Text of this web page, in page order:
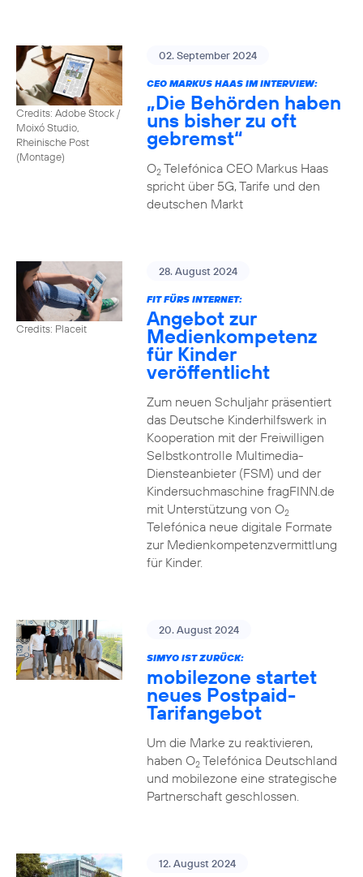
Credits: Adobe Stock /
Moixó Studio,
Rheinische Post
(Montage)
02. September 2024
CEO MARKUS HAAS IM INTERVIEW:
„Die Behörden haben
uns bisher zu oft
gebremst“
O2Telefónica CEO Markus Haas
spricht über 5G, Tarife und den
deutschen Markt
Credits: Placeit
28. August 2024
FIT FÜRS INTERNET:
Angebot zur
Medienkompetenz
für Kinder
veröffentlicht
Zum neuen Schuljahr präsentiert
das Deutsche Kinderhilfswerk in
Kooperation mit der Freiwilligen
Selbstkontrolle Multimedia-
Diensteanbieter (FSM) und der
Kindersuchmaschine fragFINN.de
mit Unterstützung von O2
Telefónica neue digitale Formate
zur Medienkompetenzvermittlung
für Kinder.
20. August 2024
SIMYO IST ZURÜCK:
mobilezone startet
neues Postpaid-
Tarifangebot
Um die Marke zu reaktivieren,
haben O2Telefónica Deutschland
und mobilezone eine strategische
Partnerschaft geschlossen.
12. August 2024